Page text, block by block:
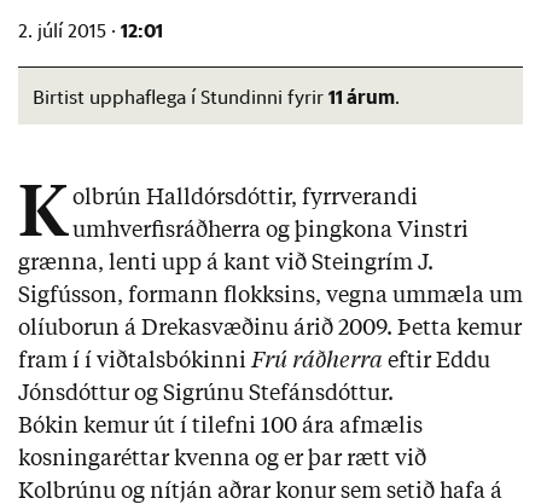
2. júlí 2015 · 12:01
Birtist upphaflega í Stundinni fyrir 11 árum.
Kolbrún Halldórsdóttir, fyrrverandi
umhverfisráðherra og þingkona Vinstri
grænna, lenti upp á kant við Steingrím J.
Sigfússon, formann flokksins, vegna ummæla um
olíuborun á Drekasvæðinu árið 2009. Þetta kemur
fram í í viðtalsbókinni Frú ráðherra eftir Eddu
Jónsdóttur og Sigrúnu Stefánsdóttur.
Bókin kemur út í tilefni 100 ára afmælis
kosningaréttar kvenna og er þar rætt við
Kolbrúnu og nítján aðrar kon­ur sem setið hafa á